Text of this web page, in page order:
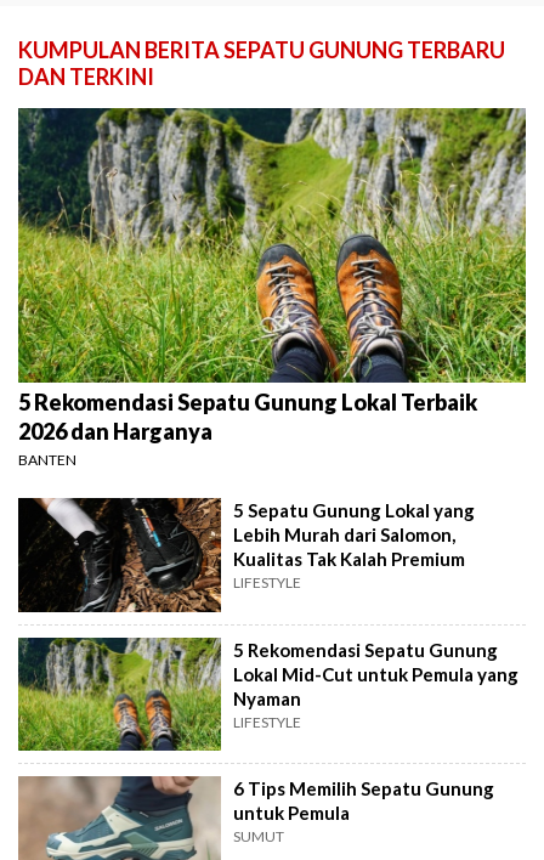
KUMPULAN BERITA SEPATU GUNUNG TERBARU
DAN TERKINI
5 Rekomendasi Sepatu Gunung Lokal Terbaik
2026 dan Harganya
BANTEN
5 Sepatu Gunung Lokal yang
Lebih Murah dari Salomon,
Kualitas Tak Kalah Premium
LIFESTYLE
5 Rekomendasi Sepatu Gunung
Lokal Mid-Cut untuk Pemula yang
Nyaman
LIFESTYLE
6 Tips Memilih Sepatu Gunung
untuk Pemula
SUMUT